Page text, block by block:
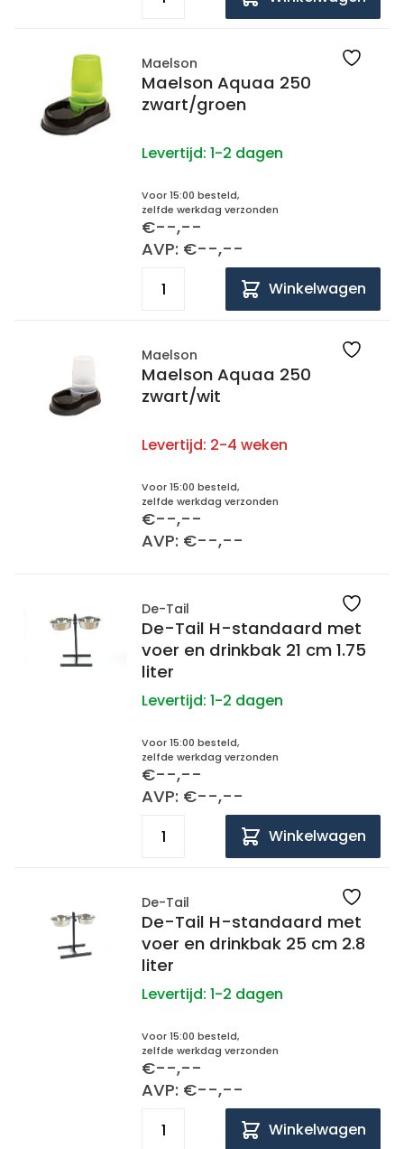
Maelson
Maelson Aquaa 250
zwart/groen
Levertijd: 1-2 dagen
Voor 15:00 besteld,
zelfde werkdag verzonden
€--,--
AVP: €--,--
Winkelwagen
Maelson
Maelson Aquaa 250
zwart/wit
Levertijd: 2-4 weken
Voor 15:00 besteld,
zelfde werkdag verzonden
€--,--
AVP: €--,--
De-Tail
De-Tail H-standaard met
voer en drinkbak 21 cm 1.75
liter
Levertijd: 1-2 dagen
Voor 15:00 besteld,
zelfde werkdag verzonden
€--,--
AVP: €--,--
Winkelwagen
De-Tail
De-Tail H-standaard met
voer en drinkbak 25 cm 2.8
liter
Levertijd: 1-2 dagen
Voor 15:00 besteld,
zelfde werkdag verzonden
€--,--
AVP: €--,--
Winkelwagen